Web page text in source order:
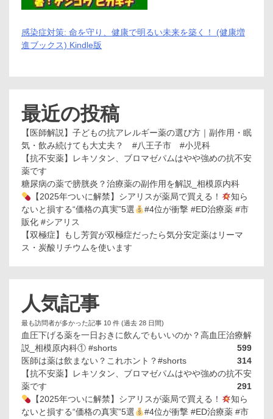
感染症対策: 命を守り、健康で明るい未来を築く！ (健康増
進ブックス) Kindle版
最近の投稿
【医師解説】子どもの抗アレルギー薬の選び方｜副作用・眠
気・飲み続けても大丈夫？ #八王子市 #小児科
【抗不安薬】レキソタン、ブロマゼパムはやや強めの抗不安
薬です
糖尿病の薬で膀胱炎？治療薬の副作用を解説_相模原内科
【2025年ついに解禁】シアリスが薬局で買える！
知ら
ないと損する“価格の真実”5選
#4位が衝撃 #ED治療薬 #市
販化 #シアリス
【双極症】もし芳賀が双極症だったら気分安定薬はリーマ
ス・炭酸リチウムを使います
人気記事
最も訪問者が多かった記事 10 件 (過去 28 日間)
血圧下げる薬を一日おきに飲んでもいいのか？高血圧治療解
説_相模原内科① #shorts
599
医師は薬は飲まない？これホント？#shorts
314
【抗不安薬】レキソタン、ブロマゼパムはやや強めの抗不安
薬です
291
【2025年ついに解禁】シアリスが薬局で買える！
知ら
ないと損する“価格の真実”5選
#4位が衝撃 #ED治療薬 #市